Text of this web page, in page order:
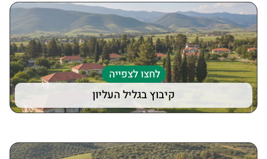
לחצו לצפייה
קיבוץ בגליל העליון